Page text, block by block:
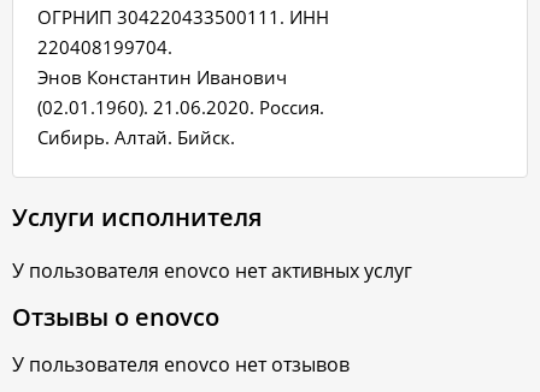
ОГРНИП 304220433500111. ИНН
220408199704.
Энов Константин Иванович
(02.01.1960). 21.06.2020. Россия.
Сибирь. Алтай. Бийск.
Услуги исполнителя
У пользователя enovco нет активных услуг
Отзывы о enovco
У пользователя enovco нет отзывов